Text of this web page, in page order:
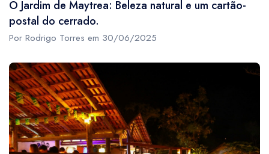
O Jardim de Maytrea: Beleza natural e um cartão-
postal do cerrado.
Por Rodrigo Torres em 30/06/2025